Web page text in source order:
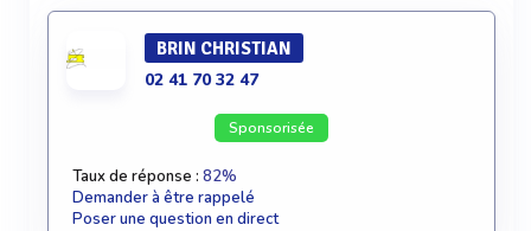
BRIN CHRISTIAN
02 41 70 32 47
Sponsorisée
Taux de réponse : 82%
Demander à être rappelé
Poser une question en direct